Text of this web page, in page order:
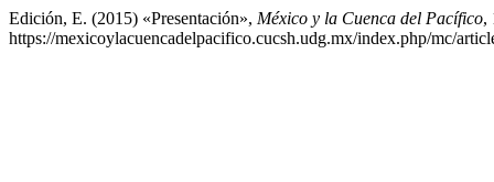
Edición, E. (2015) «Presentación», México y la Cuenca del Pacífico,
https://mexicoylacuencadelpacifico.cucsh.udg.mx/index.php/mc/